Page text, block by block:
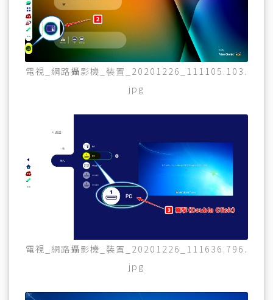
電視_網路攝影機_裝置_20201226_111105.103.
jpg
電視_網路攝影機_裝置_20201226_111636.796.
jpg